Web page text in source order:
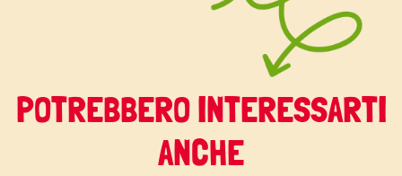
POTREBBERO INTERESSARTI
ANCHE